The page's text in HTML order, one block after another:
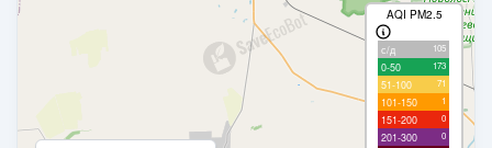
AQI PM2.5
с/д 105
0-50 173
51-100 71
101-150 1
151-200 0
201-300 0